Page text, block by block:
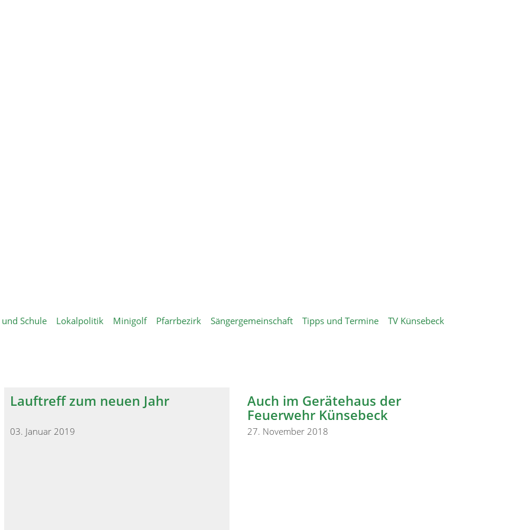
und Schule Lokalpolitik Minigolf Pfarrbezirk Sängergemeinschaft Tipps und Termine
TV Künsebeck
Lauftreff zum neuen Jahr
03. Januar 2019
Auch im Gerätehaus der
Feuerwehr Künsebeck
27. November 2018